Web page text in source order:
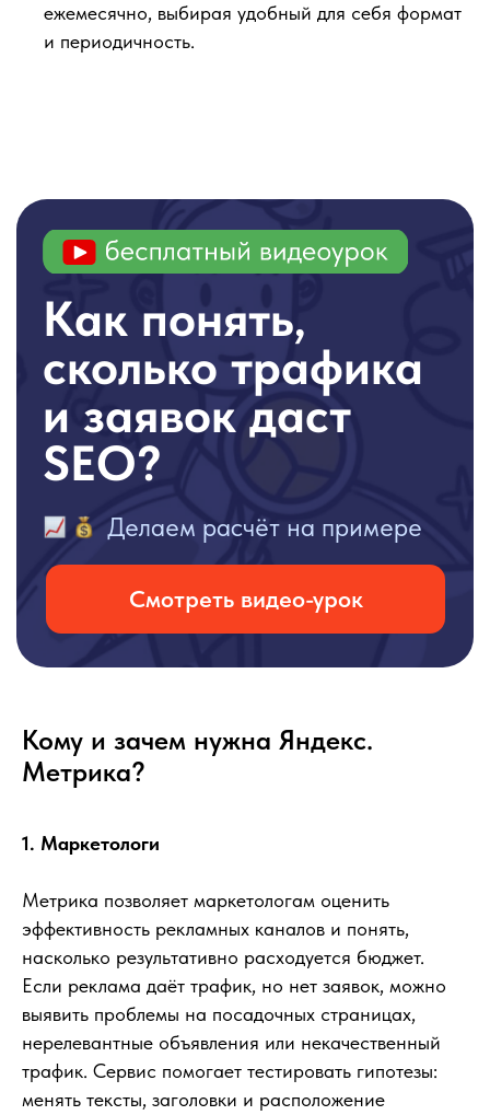
ежемесячно, выбирая удобный для себя формат
и периодичность.
Кому и зачем нужна Яндекс.
Метрика?
1. Маркетологи
Метрика позволяет маркетологам оценить
эффективность рекламных каналов и понять,
насколько результативно расходуется бюджет.
Если реклама даёт трафик, но нет заявок, можно
выявить проблемы на посадочных страницах,
нерелевантные объявления или некачественный
трафик. Сервис помогает тестировать гипотезы:
менять тексты, заголовки и расположение